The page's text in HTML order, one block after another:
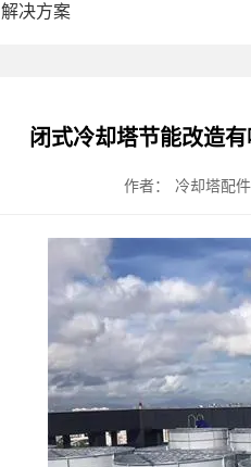
解决方案
闭式冷却塔节能改造
作者： 冷却塔配